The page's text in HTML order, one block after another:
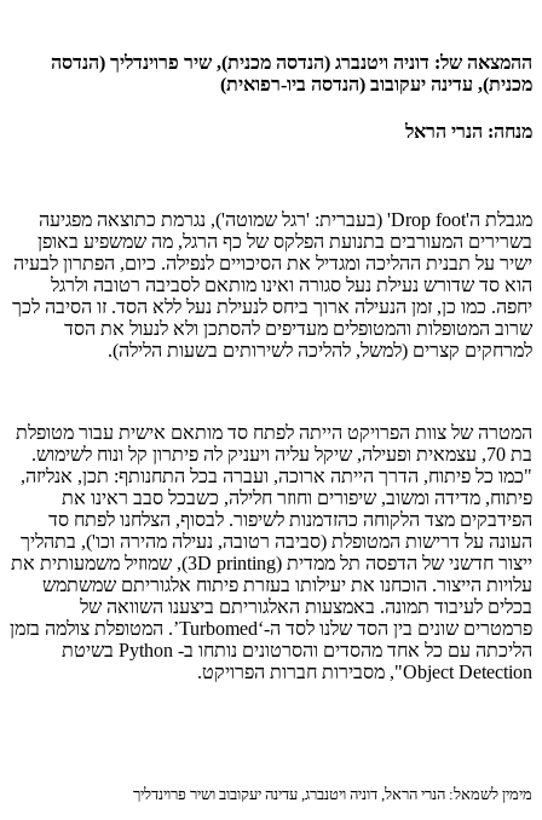
ההמצאה של: דוניה ויטנברג (הנדסה מכנית), שיר פרוינדליך (הנדסה
מכנית), עדינה יעקובוב (הנדסה ביו-רפואית)
מנחה: הנרי הראל
מגבלת ה'Drop foot' (בעברית: 'רגל שמוטה'), נגרמת כתוצאה מפגיעה
בשרירים המעורבים בתנועת הפלקס של כף הרגל, מה שמשפיע באופן
ישיר על תבנית ההליכה ומגדיל את הסיכויים לנפילה. כיום, הפתרון לבעיה
הוא סד שדורש נעילת נעל סגורה ואינו מותאם לסביבה רטובה ולרגל
יחפה. כמו כן, זמן הנעילה ארוך ביחס לנעילת נעל ללא הסד. זו הסיבה לכך
שרוב המטופלות והמטופלים מעדיפים להסתכן ולא לנעול את הסד
למרחקים קצרים (למשל, להליכה לשירותים בשעות הלילה).
המטרה של צוות הפרויקט הייתה לפתח סד מותאם אישית עבור מטופלת
בת 70, עצמאית ופעילה, שיקל עליה ויעניק לה פיתרון קל ונוח לשימוש.
"כמו כל פיתוח, הדרך הייתה ארוכה, ועברה בכל התחנותף: תכן, אנליזה,
פיתוח, מדידה ומשוב, שיפורים וחוזר חלילה, כשבכל סבב ראינו את
הפידבקים מצד הלקוחה כהזדמנות לשיפור. לבסוף, הצלחנו לפתח סד
העונה על דרישות המטופלת (סביבה רטובה, נעילה מהירה וכו'), בתהליך
ייצור חדשני של הדפסה תל ממדית (3D printing), שמוזיל משמעותית את
עלויות הייצור. הוכחנו את יעילותו בעזרת פיתוח אלגוריתם שמשתמש
בכלים לעיבוד תמונה. באמצעות האלגוריתם ביצענו השוואה של
פרמטרים שונים בין הסד שלנו לסד ה-‘Turbomed’. המטופלת צולמה בזמן
הליכתה עם כל אחד מהסדים והסרטונים נותחו ב- Python בשיטת
Object Detection", מסבירות חברות הפרויקט.
מימין לשמאל: הנרי הראל, דוניה ויטנברג, עדינה יעקובוב ושיר פרוינדליך